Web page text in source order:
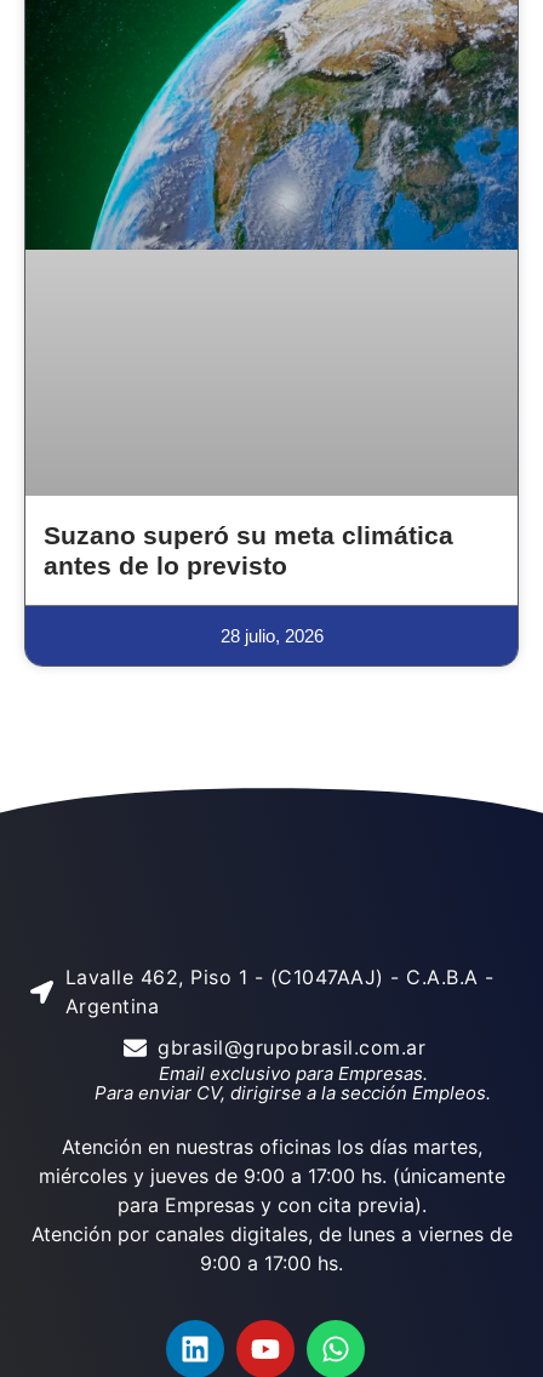
Suzano superó su meta climática
antes de lo previsto
28 julio, 2026
Lavalle 462, Piso 1 - (C1047AAJ) - C.A.B.A -
Argentina
gbrasil@grupobrasil.com.ar
Email exclusivo para Empresas.
Para enviar CV, dirigirse a la sección Empleos.
Atención en nuestras oficinas los días martes,
miércoles y jueves de 9:00 a 17:00 hs. (únicamente
para Empresas y con cita previa).
Atención por canales digitales, de lunes a viernes de
9:00 a 17:00 hs.